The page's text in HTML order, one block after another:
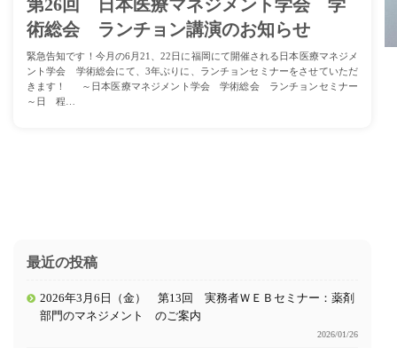
第26回 日本医療マネジメント学会 学
術総会 ランチョン講演のお知らせ
緊急告知です！今月の6月21、22日に福岡にて開催される日本医療マネジメ
ント学会 学術総会にて、3年ぶりに、ランチョンセミナーをさせていただ
きます！ ～日本医療マネジメント学会 学術総会 ランチョンセミナー
～日 程…
最近の投稿
2026年3月6日（金） 第13回 実務者ＷＥＢセミナー：薬剤
部門のマネジメント のご案内
2026/01/26